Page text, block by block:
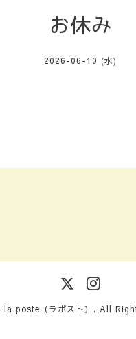
お休み
2026-06-10 (水)
la poste（ラポスト） . All